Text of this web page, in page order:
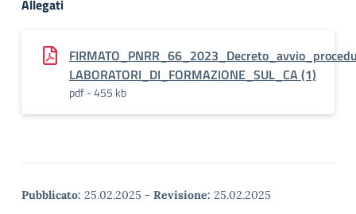
Allegati
LABORATORI_DI_FORMAZIONE_SUL_CA (1)
pdf - 455 kb
Pubblicato: 25.02.2025 - Revisione: 25.02.2025